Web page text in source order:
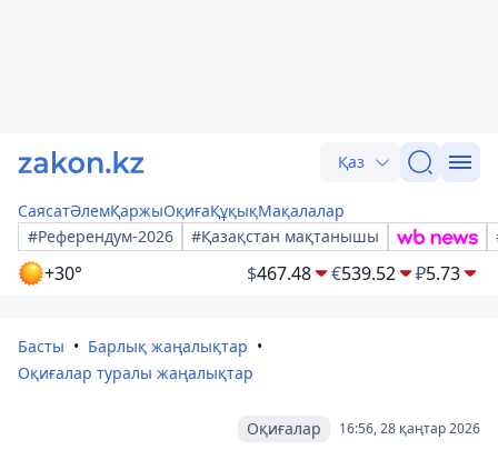
Қаз
СаясатӘлемҚаржыОқиғаҚұқықМақалалар
#Референдум-2026
#Қазақстан мақтанышы
+30° $467.48 €539.52 ₽5.73
Басты
Барлық жаңалықтар
Оқиғалар туралы жаңалықтар
16:56, 28 қаңтар 2026
Оқиғалар